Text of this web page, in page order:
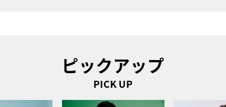
ピックアップ
PICK UP